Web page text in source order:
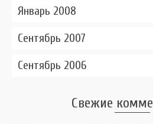
Январь 2008
Сентябрь 2007
Сентябрь 2006
Свежие